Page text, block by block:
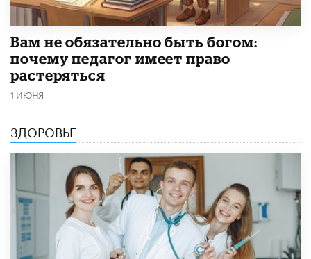
​Вам не обязательно быть богом:
почему педагог имеет право
растеряться
1 ИЮНЯ
ЗДОРОВЬЕ